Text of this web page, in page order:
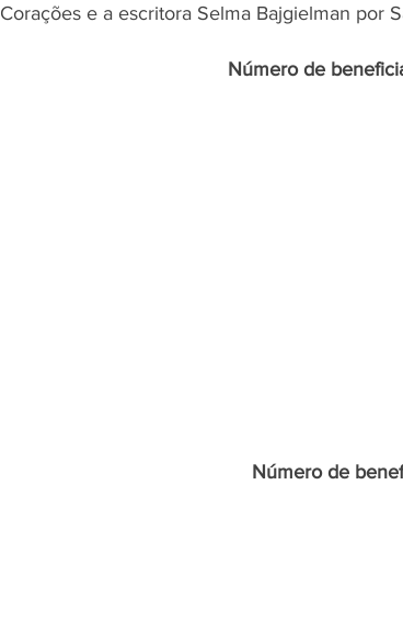
Corações e a escritora Selma Bajgielman por
Número de
Número de